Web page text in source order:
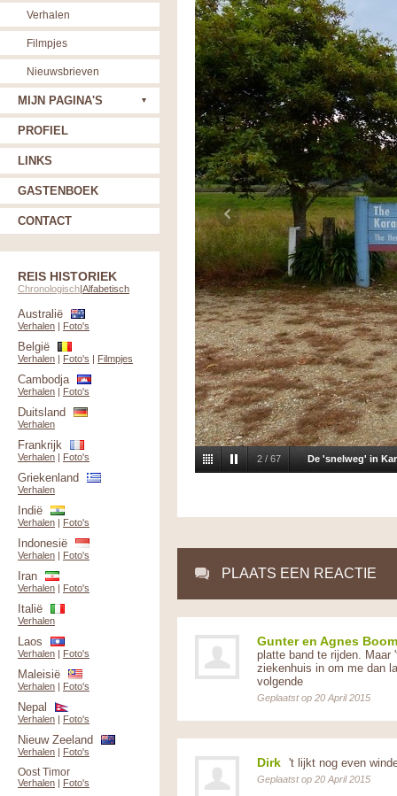
2 / 67 De 'snelweg' in
PLAATS EEN REACTIE
Gunter en Agnes Boom
platte band te rijden. Maar
ziekenhuis in om me dan
volgende
Geplaatst op 20 April 2015
Dirk 't lijkt nog even
Geplaatst op 20 April 2015
Verhalen
Filmpjes
Nieuwsbrieven
MIJN PAGINA'S
PROFIEL
LINKS
GASTENBOEK
CONTACT
REIS HISTORIEK
Chronologisch|Alfabetisch
Australië
Verhalen | Foto's
België
Verhalen | Foto's | Filmpjes
Cambodja
Verhalen | Foto's
Duitsland
Verhalen
Frankrijk
Verhalen | Foto's
Griekenland
Verhalen
Indië
Verhalen | Foto's
Indonesië
Verhalen | Foto's
Iran
Verhalen | Foto's
Italië
Verhalen
Laos
Verhalen | Foto's
Maleisië
Verhalen | Foto's
Nepal
Verhalen | Foto's
Nieuw Zeeland
Verhalen | Foto's
Oost Timor
Verhalen | Foto's